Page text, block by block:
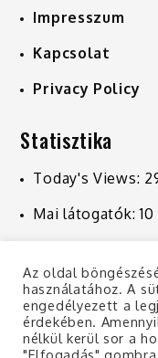
Impresszum
Kapcsolat
Privacy Policy
Statisztika
Today's Views:
Mai látogatók:10
Last 30 Days
Last 365 Days
Az oldal
használatához. A
engedélyezett a
érdekében.
nélkül kerül sor a
"Elfogadás"